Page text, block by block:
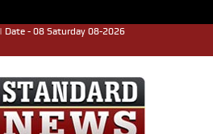
Date - 08 Saturday 08-2026